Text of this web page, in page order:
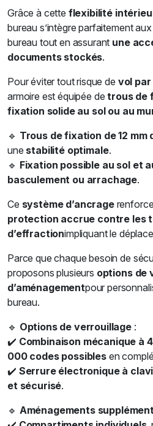
Grâce à cette flexibilité
bureau s’intègre parfaitement
bureau tout en assurant une
documents stockés.
Pour éviter tout risque de vol
armoire est équipée detrous de
fixation solide au sol ou au
🔹 Trous de fixation de 12 mm
une stabilité optimale.
🔹 Fixation possible au sol et
basculement ou arrachage.
Ce système d’ancrage
protection accrue contre les
d’effractionimpliquant le
Parce que chaque besoin de
proposons plusieurs options de
d’aménagementpour
bureau.
🔹 Options de verrouillage :
✔️ Combinaison mécanique à
000 codes possiblesen
✔️ Serrure électronique à
et sécurisé.
🔹 Aménagements